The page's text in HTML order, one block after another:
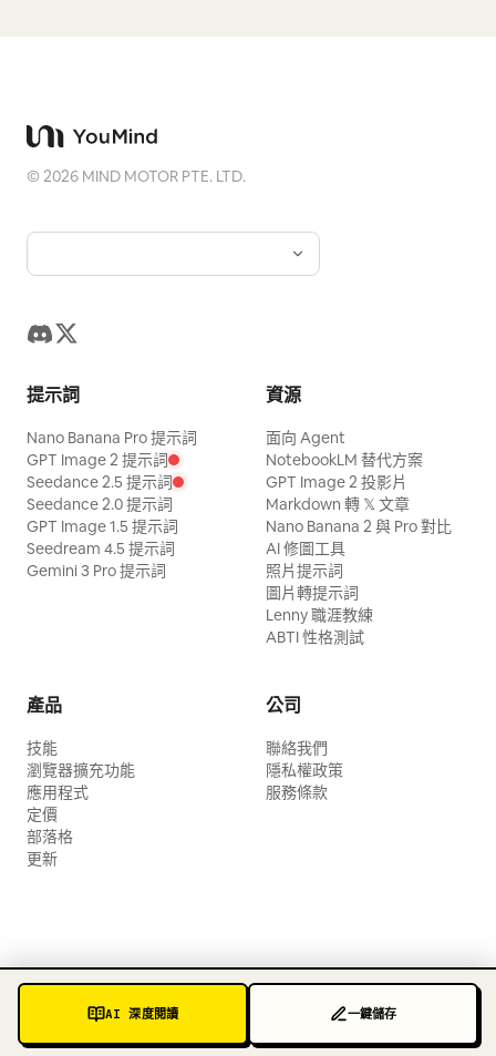
AI 深度閱讀 一鍵儲存
©2026 MIND MOTOR PTE. LTD.
提示詞
Nano Banana Pro 提示詞
GPT Image 2 提示詞
Seedance 2.5 提示詞
Seedance 2.0 提示詞
GPT Image 1.5 提示詞
Seedream 4.5 提示詞
Gemini 3 Pro 提示詞
資源
面向 Agent
NotebookLM 替代方案
GPT Image 2 投影片
Markdown 轉 𝕏 文章
Nano Banana 2 與 Pro 對比
AI 修圖工具
照片提示詞
圖片轉提示詞
Lenny 職涯教練
ABTI 性格測試
產品
技能
瀏覽器擴充功能
應用程式
定價
部落格
更新
公司
聯絡我們
隱私權政策
服務條款